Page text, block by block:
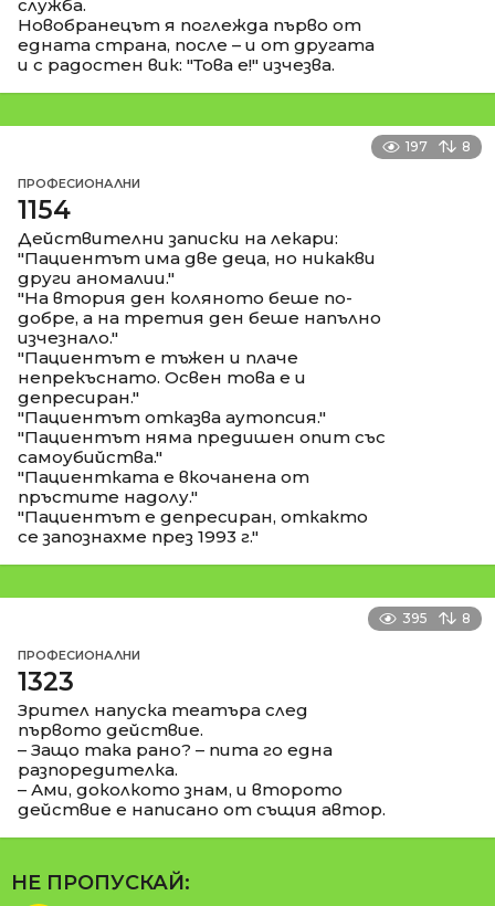
служба.
Новобранецът я поглежда първо от
едната страна, после – и от другата
и с радостен вик: "Това е!" изчезва.
197 8
ПРОФЕСИОНАЛНИ
1154
Действителни записки на лекари:
"Пациентът има две деца, но никакви
други аномалии."
"На втория ден коляното беше по-
добре, а на третия ден беше напълно
изчезнало."
"Пациентът е тъжен и плаче
непрекъснато. Освен това е и
депресиран."
"Пациентът отказва аутопсия."
"Пациентът няма предишен опит със
самоубийства."
"Пациентката е вкочанена от
пръстите надолу."
"Пациентът е депресиран, откакто
се запознахме през 1993 г."
395 8
ПРОФЕСИОНАЛНИ
1323
Зрител напуска театъра след
първото действие.
– Защо така рано? – пита го една
разпоредителка.
– Ами, доколкото знам, и второто
действие е написано от същия автор.
НЕ ПРОПУСКАЙ: